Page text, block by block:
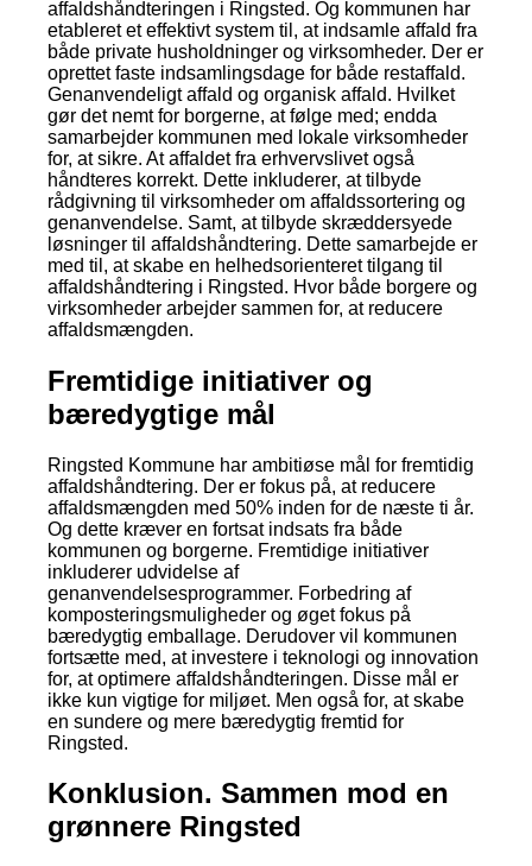
affaldshåndteringen i Ringsted. Og kommunen har
etableret et effektivt system til, at indsamle affald fra
både private husholdninger og virksomheder. Der er
oprettet faste indsamlingsdage for både restaffald.
Genanvendeligt affald og organisk affald. Hvilket
gør det nemt for borgerne, at følge med; endda
samarbejder kommunen med lokale virksomheder
for, at sikre. At affaldet fra erhvervslivet også
håndteres korrekt. Dette inkluderer, at tilbyde
rådgivning til virksomheder om affaldssortering og
genanvendelse. Samt, at tilbyde skræddersyede
løsninger til affaldshåndtering. Dette samarbejde er
med til, at skabe en helhedsorienteret tilgang til
affaldshåndtering i Ringsted. Hvor både borgere og
virksomheder arbejder sammen for, at reducere
affaldsmængden.
Fremtidige initiativer og
bæredygtige mål
Ringsted Kommune har ambitiøse mål for fremtidig
affaldshåndtering. Der er fokus på, at reducere
affaldsmængden med 50% inden for de næste ti år.
Og dette kræver en fortsat indsats fra både
kommunen og borgerne. Fremtidige initiativer
inkluderer udvidelse af
genanvendelsesprogrammer. Forbedring af
komposteringsmuligheder og øget fokus på
bæredygtig emballage. Derudover vil kommunen
fortsætte med, at investere i teknologi og innovation
for, at optimere affaldshåndteringen. Disse mål er
ikke kun vigtige for miljøet. Men også for, at skabe
en sundere og mere bæredygtig fremtid for
Ringsted.
Konklusion. Sammen mod en
grønnere Ringsted